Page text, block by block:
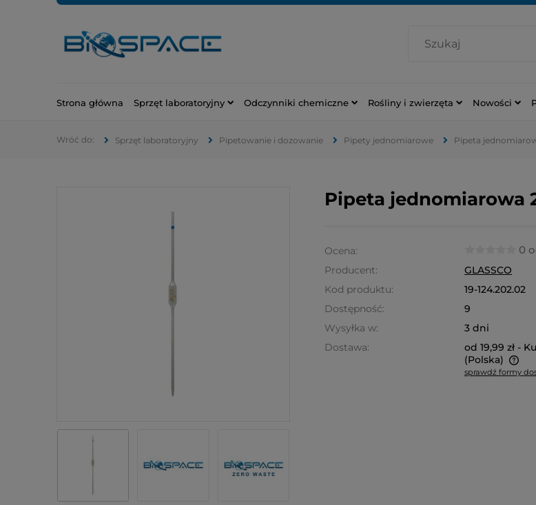
Strona główna Sprzęt laboratoryjny Odczynniki chemiczne Rośliny i zwierzęta Nowości
Sprzęt laboratoryjny Pipetowanie i dozowanie Pipety jednomiarowe Pipeta
Pipeta jednomiarowa
Ocena: 0
Producent:
GLASSCO
Kod produktu:
19-124.202.02
Dostępność:
9
Wysyłka w:
3 dni
Dostawa:
od 19,99 zł -
(Polska)
sprawdź formy